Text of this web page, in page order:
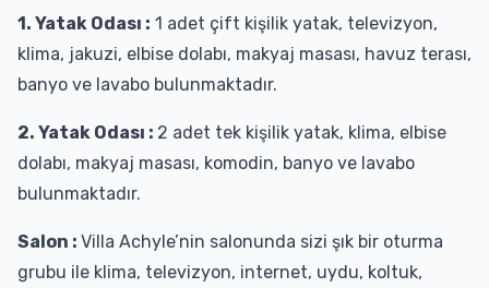
1. Yatak Odası : 1 adet çift kişilik yatak, televizyon,
klima, jakuzi, elbise dolabı, makyaj masası, havuz terası,
banyo ve lavabo bulunmaktadır.
2. Yatak Odası : 2 adet tek kişilik yatak, klima, elbise
dolabı, makyaj masası, komodin, banyo ve lavabo
bulunmaktadır.
Salon : Villa Achyle’nin salonunda sizi şık bir oturma
grubu ile klima, televizyon, internet, uydu, koltuk,